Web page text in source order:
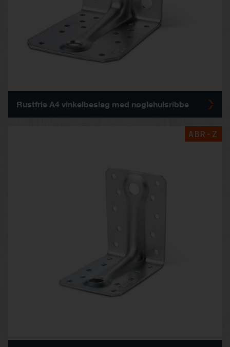
Rustfrie A4 vinkelbeslag med nøglehulsribbe
ABR-Z